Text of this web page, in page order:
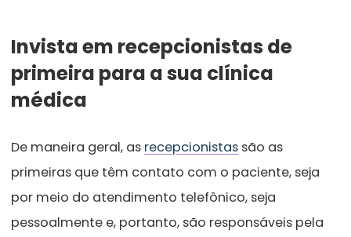
Invista em recepcionistas de
primeira para a sua clínica
médica
De maneira geral, as recepcionistas são as
primeiras que têm contato com o paciente, seja
por meio do atendimento telefônico, seja
pessoalmente e, portanto, são responsáveis pela